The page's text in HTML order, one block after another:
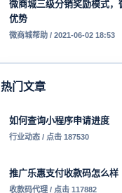
微商城三级分销奖励模式，
优势
微商城帮助 / 2021-06-02 18:53
热门文章
如何查询小程序申请进度
行业动态 / 点击 187530
推广乐惠支付收款码怎么样
收款码代理 / 点击 117882